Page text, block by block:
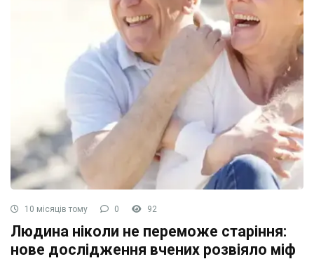
10 місяців тому 0 92
Людина ніколи не переможе старіння:
нове дослідження вчених розвіяло міф